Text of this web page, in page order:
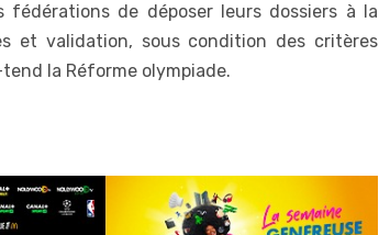
fédérations de déposer leurs dossiers à la
et validation, sous condition des critères
la Réforme olympiade.